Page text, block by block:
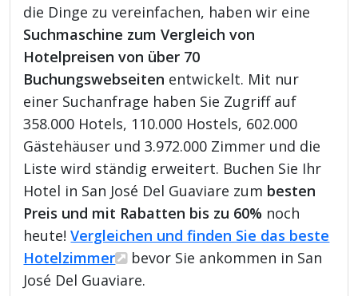
die Dinge zu vereinfachen, haben wir eine
Suchmaschine zum Vergleich von
Hotelpreisen von über 70
Buchungswebseiten entwickelt. Mit nur
einer Suchanfrage haben Sie Zugriff auf
358.000 Hotels, 110.000 Hostels, 602.000
Gästehäuser und 3.972.000 Zimmer und die
Liste wird ständig erweitert. Buchen Sie Ihr
Hotel in San José Del Guaviare zum besten
Preis und mit Rabatten bis zu 60% noch
heute!Vergleichen und finden Sie das beste
Hotelzimmer
bevor Sie ankommen in San
José Del Guaviare.